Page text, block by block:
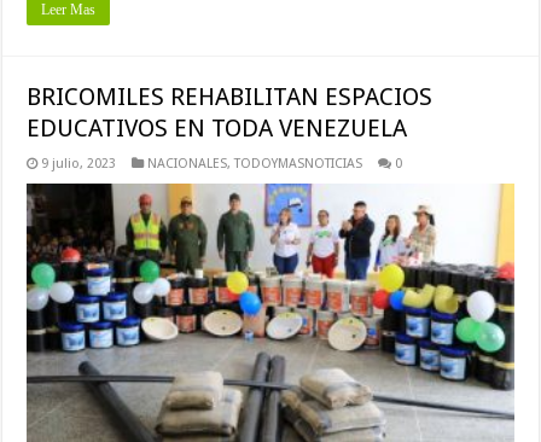
Leer Mas
BRICOMILES REHABILITAN ESPACIOS
EDUCATIVOS EN TODA VENEZUELA
9 julio, 2023 NACIONALES,TODOYMASNOTICIAS 0